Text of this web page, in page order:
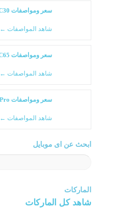
سعر ومواصفات Realme C30
شاهد المواصفات ←
سعر ومواصفات Realme C65
شاهد المواصفات ←
سعر ومواصفات Realme P3 Pro
شاهد المواصفات ←
ابحث عن اى موبايل
الماركات
شاهد كل الماركات